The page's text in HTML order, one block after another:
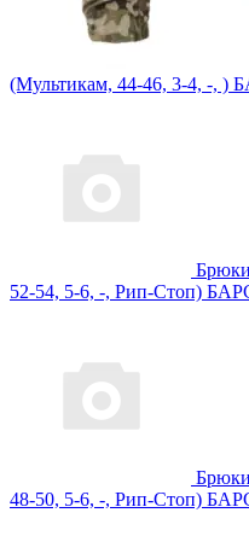
(Мультикам, 44-46, 3-4, -, )
52-54, 5-6, -, Рип-Стоп)
48-50, 5-6, -, Рип-Стоп)